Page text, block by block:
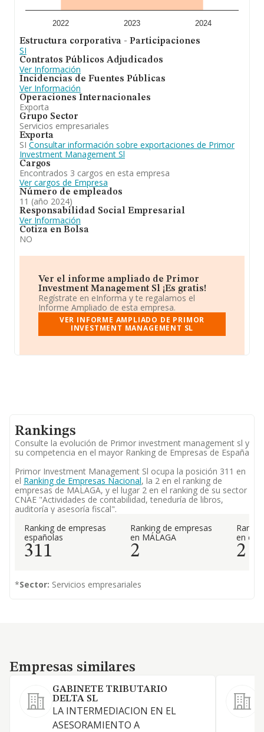
la constitución es de 19 años. La media de empleados
de las empresas es de 3.
En conclusión,Primor Investment Management S.L
está especializada en la prestación de servicios y
actividades administrativas y contables. En el ranking de
su sector (Actividades de contabilidad, teneduría de
libros, auditoría y asesoría fiscal), la compañía ha
perdido posición respecto al 2023, aunque se ha
posicionado mejor en el ranking nacional (de todas las
empresas presentes en el territorio) frente al 2023.
2022 2023 2024
Estructura corporativa - Participaciones
SI
Contratos Públicos Adjudicados
Ver Información
Incidencias de Fuentes Públicas
Ver Información
Operaciones Internacionales
Exporta
Grupo Sector
Servicios empresariales
Exporta
SI Consultar información sobre exportaciones de Primor
Investment Management Sl
Cargos
Encontrados 3 cargos en esta empresa
Ver cargos de Empresa
Número de empleados
11 (año 2024)
Responsabilidad Social Empresarial
Ver Información
Cotiza en Bolsa
NO
Ver el informe ampliado de Primor
Investment Management Sl ¡Es gratis!
Regístrate en eInforma y te regalamos el
Informe Ampliado de esta empresa.
VER INFORME AMPLIADO DE PRIMOR
INVESTMENT MANAGEMENT SL
Rankings
Consulte la evolución de Primor investment management sl y
su competencia en el mayor Ranking de Empresas de España
Primor Investment Management Sl ocupa la posición 311 en
el Ranking de Empresas Nacional, la 2 en el ranking de
empresas de MALAGA, y el lugar 2 en el ranking de su sector
CNAE "Actividades de contabilidad, teneduría de libros,
auditoría y asesoría fiscal".
Ranking de empresas
españolas
311
Ranking de empresas
en MÁLAGA
2
en el
2
*Sector: Servicios empresariales
Empresas similares
Empresas similares
GABINETE TRIBUTARIO
DELTA SL
LA INTERMEDIACION EN EL
ASESORAMIENTO A